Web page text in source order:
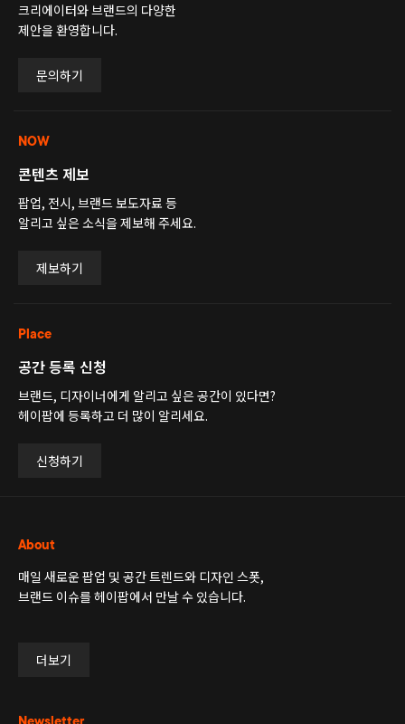
크리에이터와 브랜드의 다양한
제안을 환영합니다.
문의하기
NOW
콘텐츠 제보
팝업, 전시, 브랜드 보도자료 등
알리고 싶은 소식을 제보해 주세요.
제보하기
Place
공간 등록 신청
브랜드, 디자이너에게 알리고 싶은 공간이 있다면?
헤이팝에 등록하고 더 많이 알리세요.
신청하기
About
매일 새로운 팝업 및 공간 트렌드와 디자인 스폿,
브랜드 이슈를 헤이팝에서 만날 수 있습니다.
더보기